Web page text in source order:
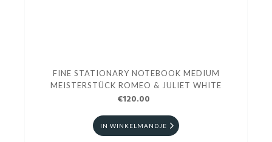
FINE STATIONARY NOTEBOOK MEDIUM
MEISTERSTÜCK ROMEO & JULIET WHITE
€120.00
IN WINKELMANDJE